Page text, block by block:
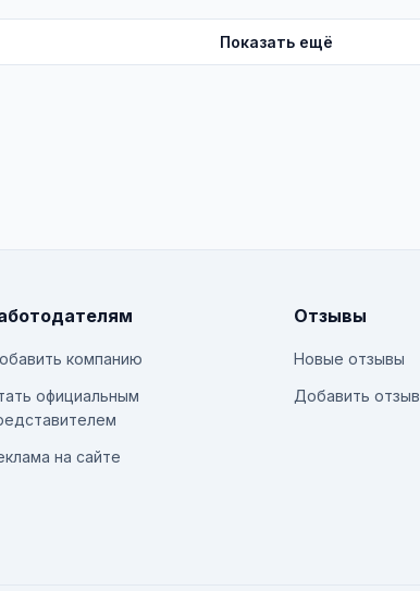
Показать ещё
компанию
официальным
на сайте
Отзывы
Новые отзывы
Добавить отзыв